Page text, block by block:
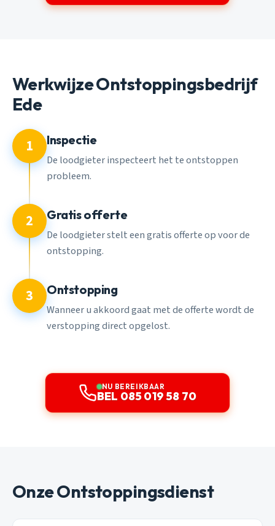
Werkwijze Ontstoppingsbedrijf
Ede
1 Inspectie
De loodgieter inspecteert het te ontstoppen
probleem.
2 Gratis offerte
De loodgieter stelt een gratis offerte op voor de
ontstopping.
3 Ontstopping
Wanneer u akkoord gaat met de offerte wordt de
verstopping direct opgelost.
NU BEREIKBAAR
BEL 085 019 58 70
Onze Ontstoppingsdienst